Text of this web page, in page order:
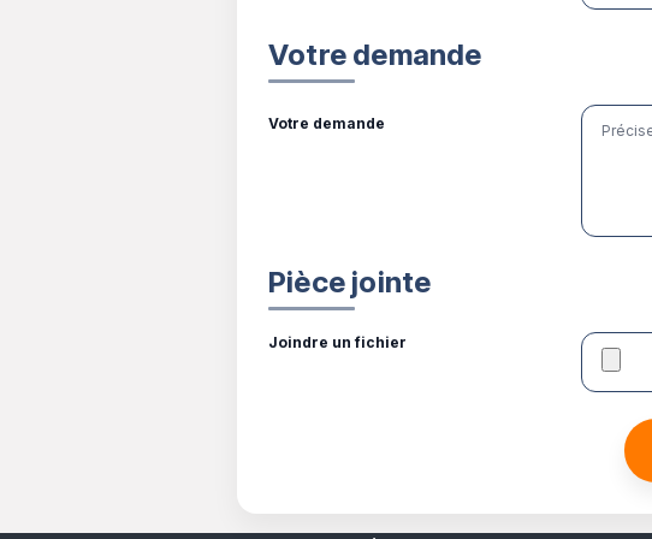
Votre demande
Votre demande
Pièce jointe
Joindre un fichier